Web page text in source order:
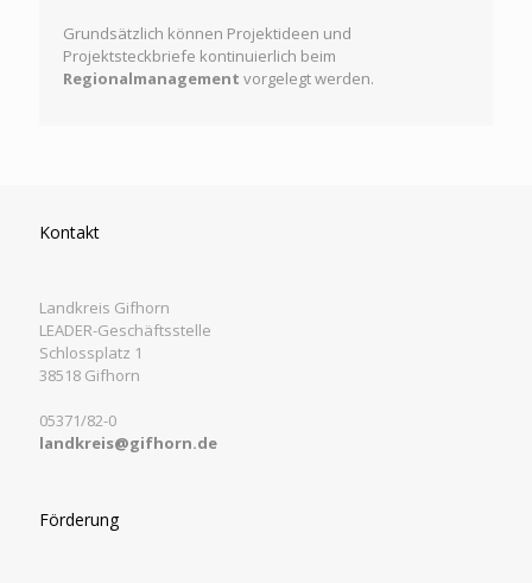
Grundsätzlich können Projektideen und
Projektsteckbriefe kontinuierlich beim
Regionalmanagement vorgelegt werden.
Kontakt
Landkreis Gifhorn
LEADER-Geschäftsstelle
Schlossplatz 1
38518 Gifhorn
05371/82-0
landkreis@gifhorn.de
Förderung